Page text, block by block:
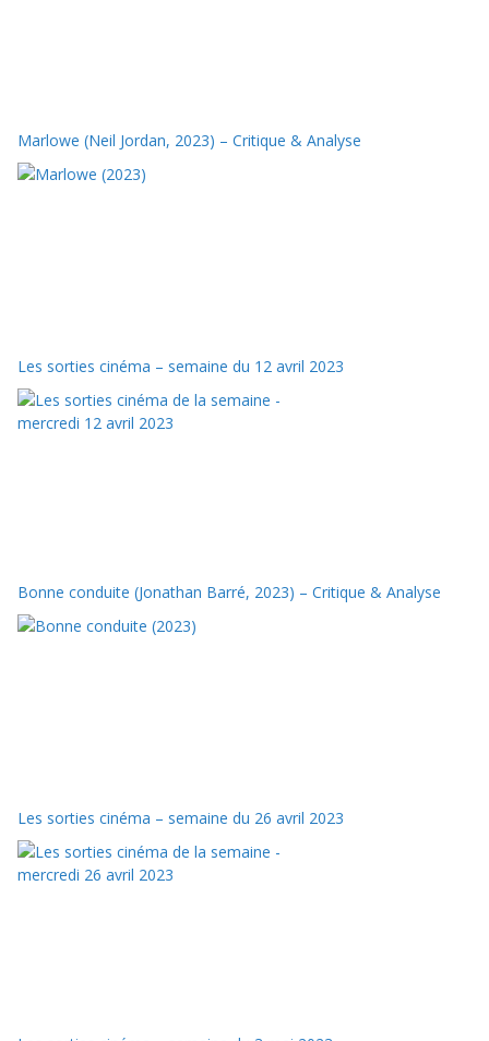
Marlowe (Neil Jordan, 2023) – Critique & Analyse
Les sorties cinéma – semaine du 12 avril 2023
Bonne conduite (Jonathan Barré, 2023) – Critique & Analyse
Les sorties cinéma – semaine du 26 avril 2023